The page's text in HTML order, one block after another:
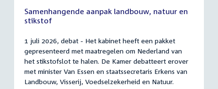
Samenhangende aanpak landbouw, natuur en
stikstof
1 juli 2026, debat - Het kabinet heeft een pakket
gepresenteerd met maatregelen om Nederland van
het stikstofslot te halen. De Kamer debatteert erover
met minister Van Essen en staatssecretaris Erkens van
Landbouw, Visserij, Voedselzekerheid en Natuur.